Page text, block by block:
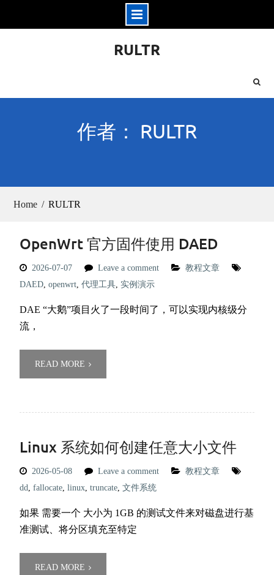
RULTR
作者： RULTR
Home RULTR
OpenWrt 官方固件使用 DAED
2026-07-07 Leave a comment
教程文章
DAED, openwrt, 代理工具, 实例演示
DAE “大鹅”项目火了一段时间了，可以实现内核级分
流，
READ MORE
Linux 系统如何创建任意大小文件
2026-05-08 Leave a comment
教程文章
dd, fallocate, linux, truncate, 文件系统
如果 需要一个 大小为 1GB 的测试文件来对磁盘进行基
准测试、将分区填充至特定
READ MORE